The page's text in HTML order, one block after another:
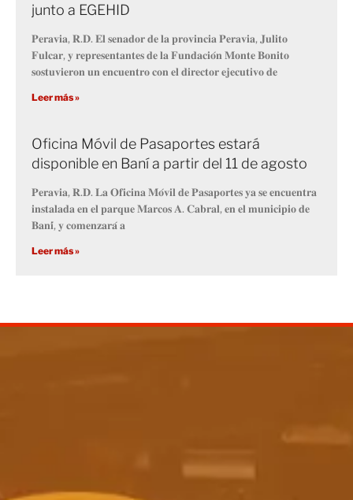
junto a EGEHID
𝐏𝐞𝐫𝐚𝐯𝐢𝐚, 𝐑.𝐃. 𝐄𝐥 𝐬𝐞𝐧𝐚𝐝𝐨𝐫 𝐝𝐞 𝐥𝐚 𝐩𝐫𝐨𝐯𝐢𝐧𝐜𝐢𝐚 𝐏𝐞𝐫𝐚𝐯𝐢𝐚, 𝐉𝐮𝐥𝐢𝐭𝐨
𝐅𝐮𝐥𝐜𝐚𝐫, 𝐲 𝐫𝐞𝐩𝐫𝐞𝐬𝐞𝐧𝐭𝐚𝐧𝐭𝐞𝐬 𝐝𝐞 𝐥𝐚 𝐅𝐮𝐧𝐝𝐚𝐜𝐢𝐨́𝐧 𝐌𝐨𝐧𝐭𝐞 𝐁𝐨𝐧𝐢𝐭𝐨
𝐬𝐨𝐬𝐭𝐮𝐯𝐢𝐞𝐫𝐨𝐧 𝐮𝐧 𝐞𝐧𝐜𝐮𝐞𝐧𝐭𝐫𝐨 𝐜𝐨𝐧 𝐞𝐥 𝐝𝐢𝐫𝐞𝐜𝐭𝐨𝐫 𝐞𝐣𝐞𝐜𝐮𝐭𝐢𝐯𝐨 𝐝𝐞
Leer más »
Oficina Móvil de Pasaportes estará
disponible en Baní a partir del 11 de agosto
𝐏𝐞𝐫𝐚𝐯𝐢𝐚, 𝐑.𝐃. 𝐋𝐚 𝐎𝐟𝐢𝐜𝐢𝐧𝐚 𝐌𝐨́𝐯𝐢𝐥 𝐝𝐞 𝐏𝐚𝐬𝐚𝐩𝐨𝐫𝐭𝐞𝐬 𝐲𝐚 𝐬𝐞 𝐞𝐧𝐜𝐮𝐞𝐧𝐭𝐫𝐚
𝐢𝐧𝐬𝐭𝐚𝐥𝐚𝐝𝐚 𝐞𝐧 𝐞𝐥 𝐩𝐚𝐫𝐪𝐮𝐞 𝐌𝐚𝐫𝐜𝐨𝐬 𝐀. 𝐂𝐚𝐛𝐫𝐚𝐥, 𝐞𝐧 𝐞𝐥 𝐦𝐮𝐧𝐢𝐜𝐢𝐩𝐢𝐨 𝐝𝐞
𝐁𝐚𝐧𝐢́, 𝐲 𝐜𝐨𝐦𝐞𝐧𝐳𝐚𝐫𝐚́ 𝐚
Leer más »